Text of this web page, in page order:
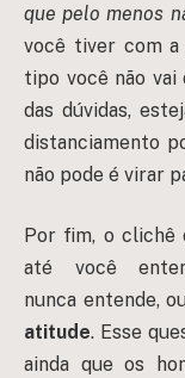
que pelo menos
você tiver com a
tipo você não
das dúvidas,
distanciamento
não pode é virar
Por fim, o clichê
até você
nunca entende,
atitude. Esse
ainda que os